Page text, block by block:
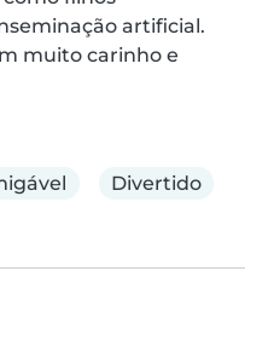
artificial.
muito carinho e
Divertido